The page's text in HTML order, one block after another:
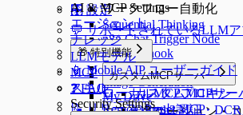
ワークフロー自動化
Sequential Thinking
n8n Chat Trigger Node
n8n Webhook
Dify API Access
Image Generation
My Drive
コミュニケーション・
🎛️ 設定
💬 サポートされているLLMア
🎁 特別機能
カスタムMCPサーバー
カスタムMCPサー
OAuth2認証・
ローカルMCPプロキシ
Remote Preset MCP
📱 Mobile AIP ユーザーガイド
❓ FAQ
📝 リリースノート
AI & MCP Settings
エージェント
ナレッジ
LLMモデル
MCP
スキル
Security Settings